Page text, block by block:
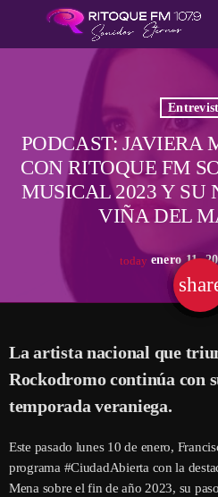
PODCAST: JAVIERA
CON RITOQUE FM
MUSICAL 2023 Y SU
VIÑA
today enero 11,
La artista nacional que
Rockodromo continúa con
temporada veraniega.
Este pasado lunes 10 de enero,
programa #CiudadAbierta con la
Mena sobre el fin de año 2023, su